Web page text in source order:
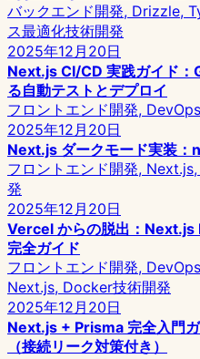
バックエンド開発, Drizzle,
ス最適化技術開発
2025年12月20日
Next.js CI/CD 実践ガイド
る自動テストとデプロイ
フロントエンド開発,
2025年12月20日
Next.js ダークモード実装
フロントエンド開発,
発
2025年12月20日
Vercel からの脱出：Next.js
完全ガイド
フロントエンド開発,
Next.js, Docker技術開発
2025年12月20日
Next.js + Prisma 完全入門
（接続リーク対策付き）